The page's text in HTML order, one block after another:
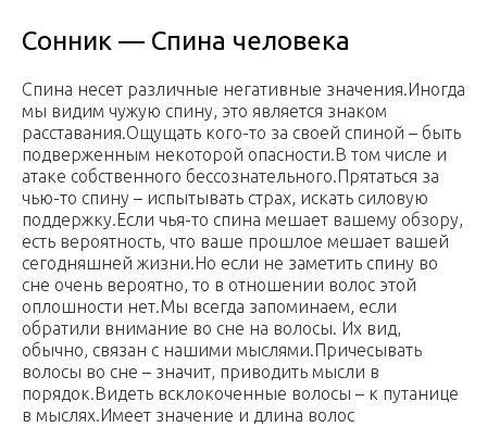
Сонник — Спина человека
Спина несет различные негативные значения.Иногда
мы видим чужую спину, это является знаком
расставания.Ощущать кого-то за своей спиной – быть
подверженным некоторой опасности.В том числе и
атаке собственного бессознательного.Прятаться за
чью-то спину – испытывать страх, искать силовую
поддержку.Если чья-то спина мешает вашему обзору,
есть вероятность, что ваше прошлое мешает вашей
сегодняшней жизни.Но если не заметить спину во
сне очень вероятно, то в отношении волос этой
оплошности нет.Мы всегда запоминаем, если
обратили внимание во сне на волосы. Их вид,
обычно, связан с нашими мыслями.Причесывать
волосы во сне – значит, приводить мысли в
порядок.Видеть всклокоченные волосы – к путанице
в мыслях.Имеет значение и длина волос